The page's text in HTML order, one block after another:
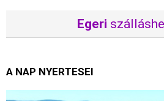
Egeri
A NAP NYERTESEI